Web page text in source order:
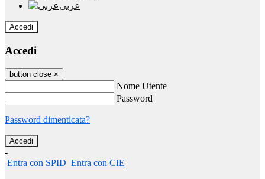
عربى
Accedi
Accedi
button close ×
Nome Utente
Password
Password dimenticata?
-
Entra con SPID Entra con CIE